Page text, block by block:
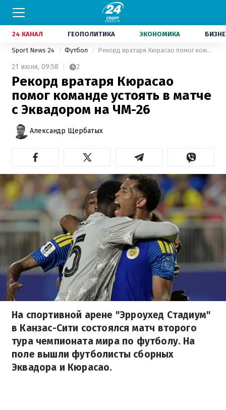
24 КАНАЛ ГЕОПОЛИТИКА ЭКОНОМИКА
Sport News 24 Футбол Рекорд вратаря Кюрасао помог команде устоять в матче с Эквадором на ЧМ-26
21 июня, 09:58 2
Рекорд вратаря Кюрасао
помог команде устоять в матче
с Эквадором на ЧМ-26
Александр Щербатых
На спортивной арене "Эрроухед Стадиум"
в Канзас-Сити состоялся матч второго
тура чемпионата мира по футболу. На
поле вышли футболисты сборных
Эквадора и Кюрасао.